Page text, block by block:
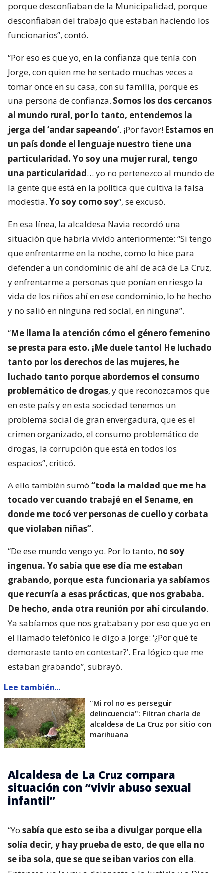
porque desconfiaban de la Municipalidad, porque
desconfiaban del trabajo que estaban haciendo los
funcionarios”, contó.
“Por eso es que yo, en la confianza que tenía con
Jorge, con quien me he sentado muchas veces a
tomar once en su casa, con su familia, porque es
una persona de confianza. Somos los dos cercanos
al mundo rural, por lo tanto, entendemos la
jerga del ‘andar sapeando’. ¡Por favor! Estamos en
un país donde el lenguaje nuestro tiene una
particularidad. Yo soy una mujer rural, tengo
una particularidad… yo no pertenezco al mundo de
la gente que está en la política que cultiva la falsa
modestia. Yo soy como soy“, se excusó.
En esa línea, la alcaldesa Navia recordó una
situación que habría vivido anteriormente: “Si tengo
que enfrentarme en la noche, como lo hice para
defender a un condominio de ahí de acá de La Cruz,
y enfrentarme a personas que ponían en riesgo la
vida de los niños ahí en ese condominio, lo he hecho
y no salió en ninguna red social, en ninguna”.
“Me llama la atención cómo el género femenino
se presta para esto. ¡Me duele tanto! He luchado
tanto por los derechos de las mujeres, he
luchado tanto porque abordemos el consumo
problemático de drogas, y que reconozcamos que
en este país y en esta sociedad tenemos un
problema social de gran envergadura, que es el
crimen organizado, el consumo problemático de
drogas, la corrupción que está en todos los
espacios”, criticó.
A ello también sumó “toda la maldad que me ha
tocado ver cuando trabajé en el Sename, en
donde me tocó ver personas de cuello y corbata
que violaban niñas”.
“De ese mundo vengo yo. Por lo tanto, no soy
ingenua. Yo sabía que ese día me estaban
grabando, porque esta funcionaria ya sabíamos
que recurría a esas prácticas, que nos grababa.
De hecho, anda otra reunión por ahí circulando.
Ya sabíamos que nos grababan y por eso que yo en
el llamado telefónico le digo a Jorge: ‘¿Por qué te
demoraste tanto en contestar?’. Era lógico que me
estaban grabando”, subrayó.
Lee también...
"Mi rol no es perseguir
delincuencia": Filtran charla de
alcaldesa de La Cruz por sitio con
marihuana
Alcaldesa de La Cruz compara
situación con “vivir abuso sexual
infantil”
“Yo sabía que esto se iba a divulgar porque ella
solía decir, y hay prueba de esto, de que ella no
se iba sola, que se que se iban varios con ella.